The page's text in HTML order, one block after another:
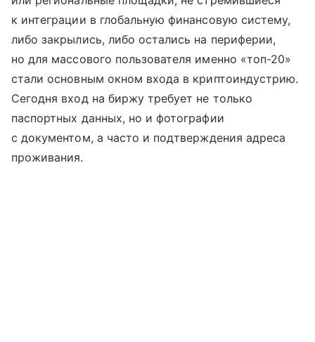
к интеграции в глобальную финансовую систему,
либо закрылись, либо остались на периферии,
но для массового пользователя именно «топ-20»
стали основным окном входа в криптоиндустрию.
Сегодня вход на биржу требует не только
паспортных данных, но и фотографии
с документом, а часто и подтверждения адреса
проживания.